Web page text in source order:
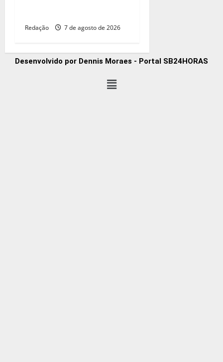
Redação 7 de agosto de 2026
Desenvolvido por Dennis Moraes - Portal SB24HORAS